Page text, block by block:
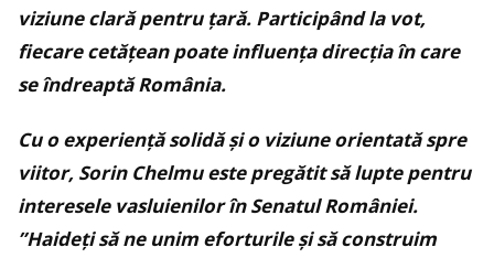
viziune clară pentru țară. Participând la vot,
fiecare cetățean poate influența direcția în care
se îndreaptă România.
Cu o experiență solidă și o viziune orientată spre
viitor, Sorin Chelmu este pregătit să lupte pentru
interesele vasluienilor în Senatul României.
”Haideți să ne unim eforturile și să construim